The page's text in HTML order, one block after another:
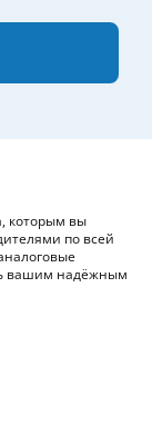
которым вы
по всей
вашим надёжным